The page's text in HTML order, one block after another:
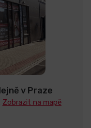
v Praze
Zobrazit na mapě